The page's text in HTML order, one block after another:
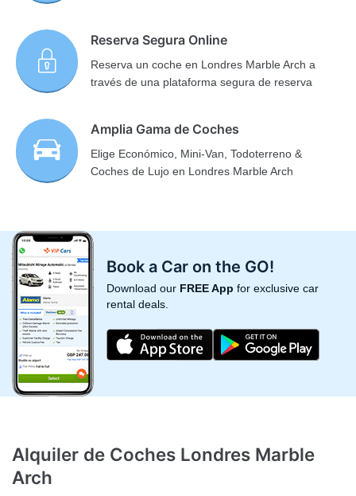
Reserva Segura Online
Reserva un coche en Londres Marble Arch a
través de una plataforma segura de reserva
Amplia Gama de Coches
Elige Económico, Mini-Van, Todoterreno &
Coches de Lujo en Londres Marble Arch
Book a Car on the GO!
Download our FREE App for exclusive car
rental deals.
Alquiler de Coches Londres Marble
Arch